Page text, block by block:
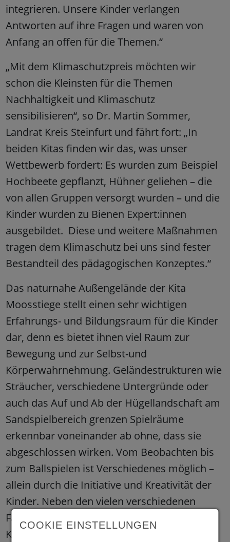
integrieren. Unsere Kinder verlangen
Antworten auf ihre Fragen und waren von
Anfang an offen für die Themen.“
„Mit dem Klimaschutzpreis möchten wir
schon die Kleinsten für die Themen
Nachhaltigkeit und Klimaschutz
sensibilisieren“, so Dr. Martin Sommer,
Landrat Kreis Steinfurt und fährt fort: „In
beiden Kitas finden wir das, was unser
Wettbewerb fordert: Es wurden zum Beispiel
Hochbeete gepflanzt, Hühner geliehen – die
von allen Gruppen versorgt wurden – und die
Kinder wurden zu Bienen Expert:innen
ausgebildet. Diese und weitere Maßnahmen
tragen dem Klimaschutz bei uns sind fester
Bestandteil des pädagogischen Konzeptes.“
Das naturnahe Außengelände der Kita
Moosstiege stellt einen sehr wichtigen
Erfahrungs- und Bildungsraum für die Kinder
dar, denn es bietet ihnen viel Raum zur
Bewegung und zur Selbst-und
Körperwahrnehmung. Geländestrukturen wie
Sträucher, verschiedene Untergründe oder
auch das Auf und Ab der Hügellandschaft am
Sandspielbereich grenzen Spielräume
erkennbar voneinander ab ohne, dass sie
abgeschlossen wirken. Vom Beobachten bis
zum Ballspielen ist Verschiedenes möglich –
allein durch die Initiative und Kreativität der
Kinder. Neben den vielen verschiedenen
Fahrzeugen und Spielmaterialien, steht den
Kindern ebenfalls ein Barfußpfad aus
COOKIE EINSTELLUNGEN